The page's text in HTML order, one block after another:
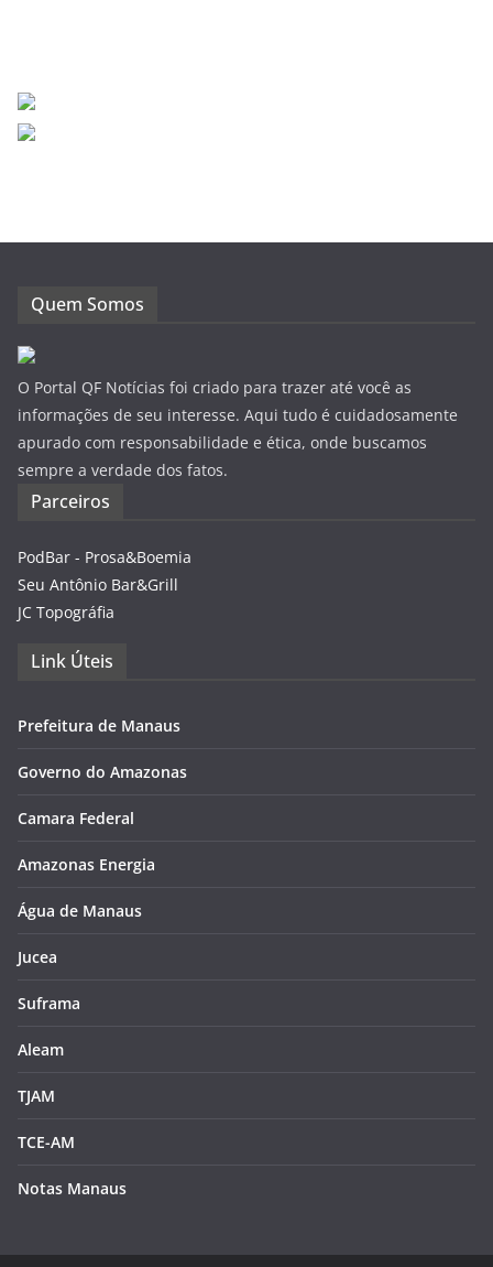
Quem Somos
O Portal QF Notícias foi criado para trazer até você as
informações de seu interesse. Aqui tudo é cuidadosamente
apurado com responsabilidade e ética, onde buscamos
sempre a verdade dos fatos.
Parceiros
PodBar - Prosa&Boemia
Seu Antônio Bar&Grill
JC Topográfia
Link Úteis
Prefeitura de Manaus
Governo do Amazonas
Camara Federal
Amazonas Energia
Água de Manaus
Jucea
Suframa
Aleam
TJAM
TCE-AM
Notas Manaus